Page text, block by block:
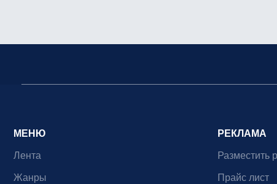
МЕНЮ
Лента
Жанры
РЕКЛАМА
Разместить
Прайс лист